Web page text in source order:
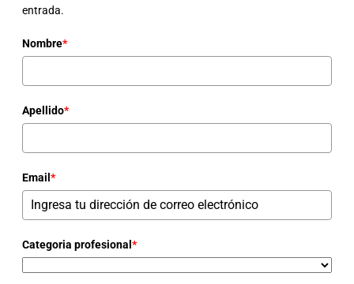
entrada.
Nombre*
Apellido*
Email *
Categoria profesional *